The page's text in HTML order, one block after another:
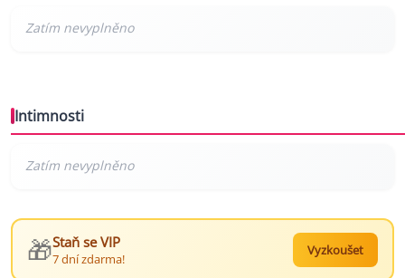
Intimnosti
🎁Staň se VIP
7 dní zdarma!
Vyzkoušet